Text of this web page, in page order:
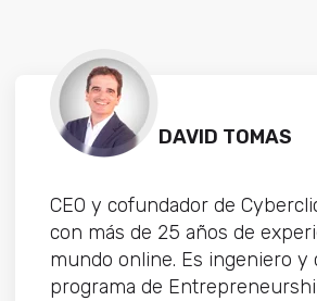
DAVID TOMAS
CEO y cofundador de
con más de 25 años de
mundo online. Es ingeniero y
programa de